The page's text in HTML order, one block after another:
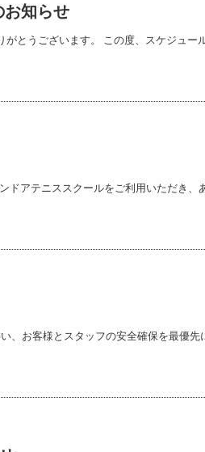
知らせ
とうございます。 この度、スケジュ
ドアテニススクールをご利用いただき
、お客様とスタッフの安全確保を最優